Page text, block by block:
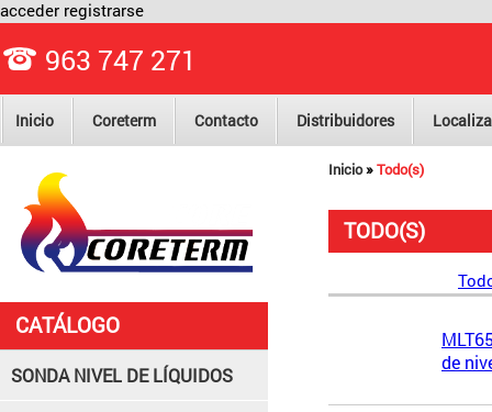
963 747 271
acceder registrarse
Inicio Coreterm Contacto Distribuidores
Inicio»Todo(s)
TODO(S)
de
CATÁLOGO
SONDA NIVEL DE LÍQUIDOS